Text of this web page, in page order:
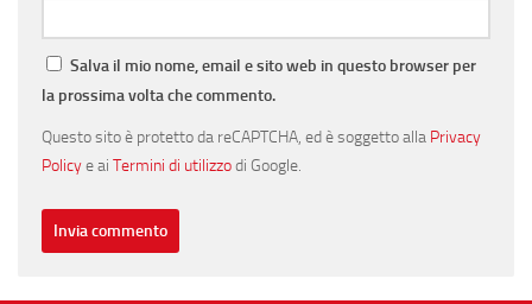
Salva il mio nome, email e sito web in questo browser per
la prossima volta che commento.
Questo sito è protetto da reCAPTCHA, ed è soggetto alla Privacy
Policye ai Termini di utilizzodi Google.